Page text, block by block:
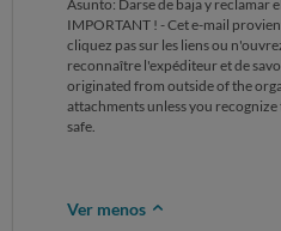
Asunto: Darse de baja y reclamar
IMPORTANT ! - Cet e-mail
cliquez pas sur les liens ou
reconnaître l'expéditeur et de
originated from outside of the
attachments unless you
safe.
Ver menos